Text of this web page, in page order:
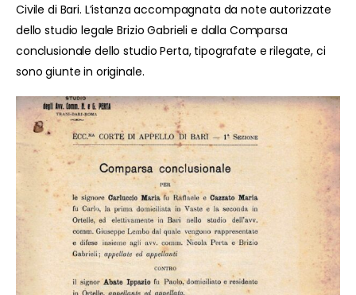
Civile di Bari. L’istanza accompagnata da note autorizzate
dello studio legale Brizio Gabrieli e dalla Comparsa
conclusionale dello studio Perta, tipografate e rilegate, ci
sono giunte in originale.